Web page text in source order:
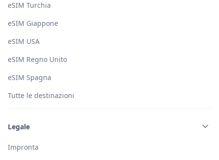
eSIM Turchia
eSIM Giappone
eSIM USA
eSIM Regno Unito
eSIM Spagna
Tutte le destinazioni
Legale
Impronta